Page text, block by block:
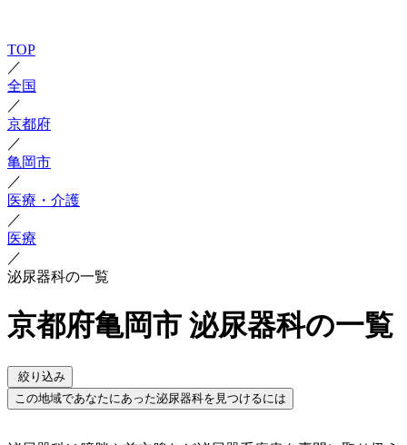
TOP
／
全国
／
京都府
／
亀岡市
／
医療・介護
／
医療
／
泌尿器科の一覧
京都府亀岡市 泌尿器科の一覧
絞り込み
この地域であなたにあった泌尿器科を見つけるには